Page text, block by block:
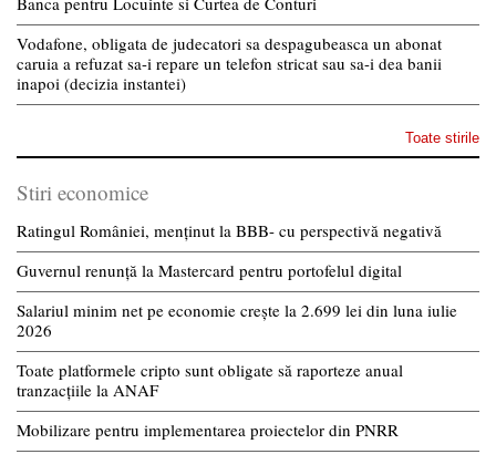
Vodafone, obligata de judecatori sa despagubeasca un abonat
caruia a refuzat sa-i repare un telefon stricat sau sa-i dea banii
inapoi (decizia instantei)
Toate stirile
Stiri economice
Ratingul României, menținut la BBB- cu perspectivă negativă
Guvernul renunță la Mastercard pentru portofelul digital
Salariul minim net pe economie crește la 2.699 lei din luna iulie
2026
Toate platformele cripto sunt obligate să raporteze anual
tranzacțiile la ANAF
Mobilizare pentru implementarea proiectelor din PNRR